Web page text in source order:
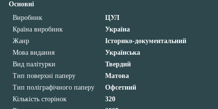
Основні
Виробник
ЦУЛ
Країна виробник
Україна
Жанр
Історико-документальний
Мова видання
Українська
Вид палітурки
Твердий
Тип поверхні паперу
Матова
Тип поліграфічного паперу
Офсетний
Кількість сторінок
320